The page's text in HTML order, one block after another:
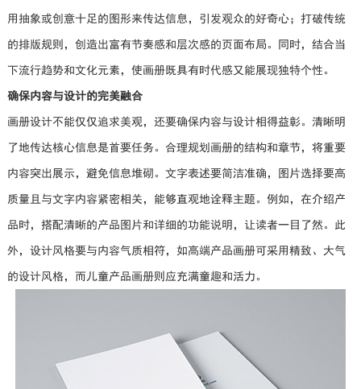
用抽象或创意十足的图形来传达信息，引发观众的好奇心；打破传统
的排版规则，创造出富有节奏感和层次感的页面布局。同时，结合当
下流行趋势和文化元素，使画册既具有时代感又能展现独特个性。
确保内容与设计的完美融合
画册设计不能仅仅追求美观，还要确保内容与设计相得益彰。清晰明
了地传达核心信息是首要任务。合理规划画册的结构和章节，将重要
内容突出展示，避免信息堆砌。文字表述要简洁准确，图片选择要高
质量且与文字内容紧密相关，能够直观地诠释主题。例如，在介绍产
品时，搭配清晰的产品图片和详细的功能说明，让读者一目了然。此
外，设计风格要与内容气质相符，如高端产品画册可采用精致、大气
的设计风格，而儿童产品画册则应充满童趣和活力。